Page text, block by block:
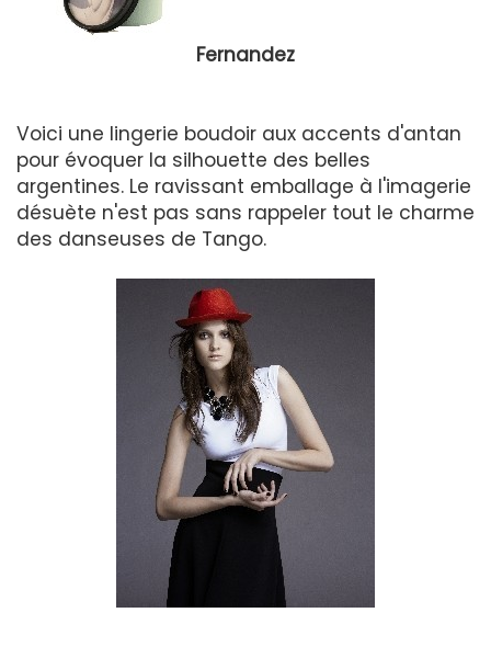
Fernandez
Voici une lingerie boudoir aux accents d'antan
pour évoquer la silhouette des belles
argentines. Le ravissant emballage à l'imagerie
désuète n'est pas sans rappeler tout le charme
des danseuses de Tango.